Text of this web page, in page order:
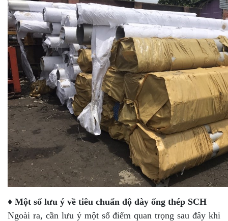
♦ Một số lưu ý về tiêu chuẩn độ dày ống thép SCH
Ngoài ra, cần lưu ý một số điểm quan trọng sau đây khi